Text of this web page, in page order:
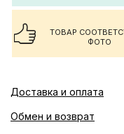
ТОВАР
ФОТО
Доставка и оплата
Обмен и возврат